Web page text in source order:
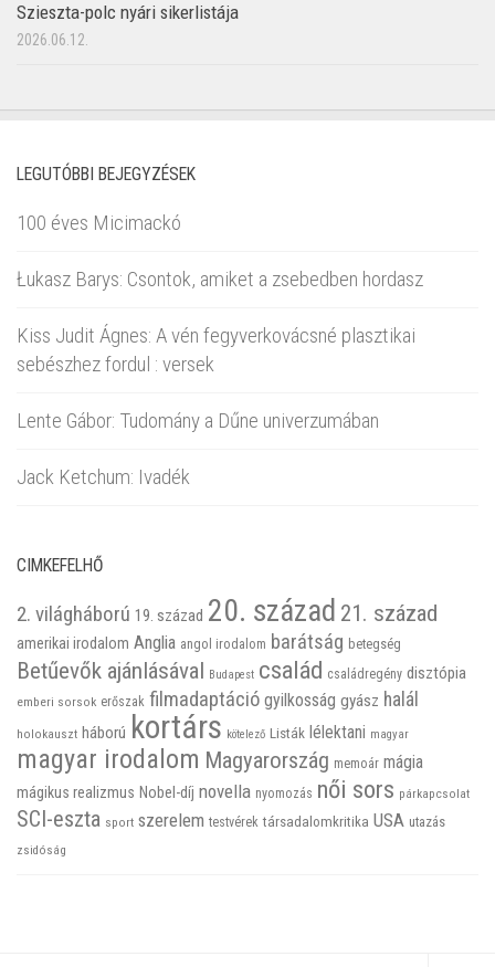
Szieszta-polc nyári sikerlistája
2026.06.12.
LEGUTÓBBI BEJEGYZÉSEK
100 éves Micimackó
Łukasz Barys: Csontok, amiket a zsebedben hordasz
Kiss Judit Ágnes: A vén fegyverkovácsné plasztikai
sebészhez fordul : versek
Lente Gábor: Tudomány a Dűne univerzumában
Jack Ketchum: Ivadék
CIMKEFELHŐ
2. világháború 19. század 20. század 21. század
amerikai irodalom Anglia angol irodalom barátság betegség
Betűevők ajánlásával Budapest család családregény disztópia
emberi sorsok erőszak filmadaptáció gyilkosság gyász halál
holokauszt háború kortárs kötelező Listák lélektani magyar
magyar irodalom Magyarország memoár mágia
mágikus realizmus Nobel-díj novella nyomozás női sors párkapcsolat
SCI-eszta sport szerelem testvérek társadalomkritika USA utazás
zsidóság